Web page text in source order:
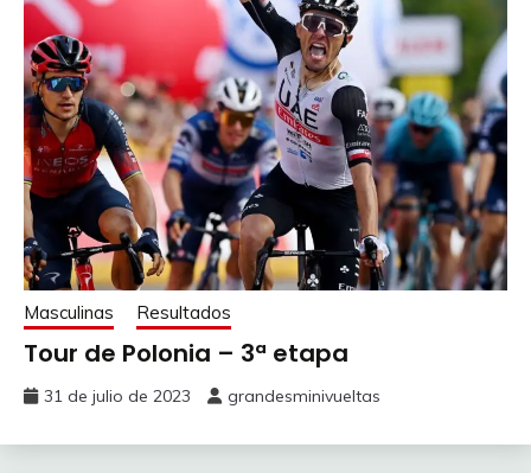
Masculinas Resultados
Tour de Polonia – 3ª etapa
31 de julio de 2023 grandesminivueltas